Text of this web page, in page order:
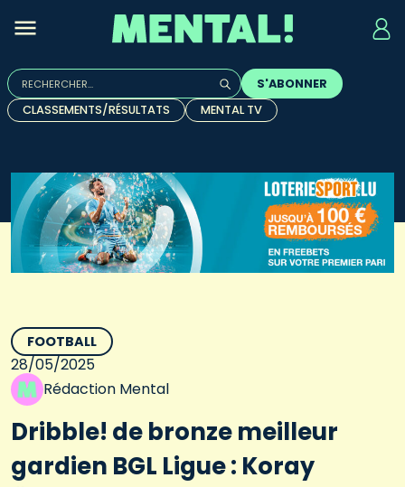
Rechercher :
Quand les résultats de l'auto-complétion sont
S'ABONNER
CLASSEMENTS/RÉSULTATS
MENTAL TV
FOOTBALL
28/05/2025
Rédaction Mental
Dribble! de bronze meilleur
gardien BGL Ligue : Koray